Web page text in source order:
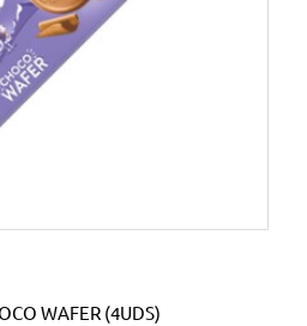
WAFER (4UDS)